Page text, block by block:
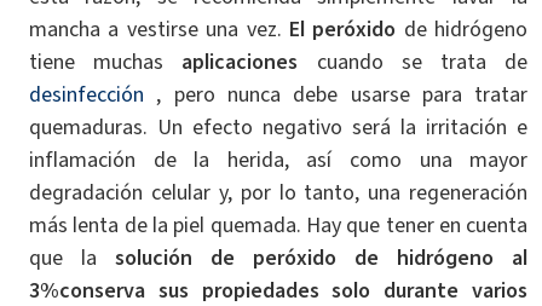
mancha a vestirse una vez. El peróxido de hidrógeno
tiene muchas aplicaciones cuando se trata de
desinfección , pero nunca debe usarse para tratar
quemaduras. Un efecto negativo será la irritación e
inflamación de la herida, así como una mayor
degradación celular y, por lo tanto, una regeneración
más lenta de la piel quemada. Hay que tener en cuenta
que lasolución de peróxido de hidrógeno al
3%conserva sus propiedades solo durante varios